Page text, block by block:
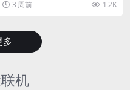
3 周前 1.2K
多
机